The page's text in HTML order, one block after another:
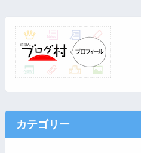
カテゴリー